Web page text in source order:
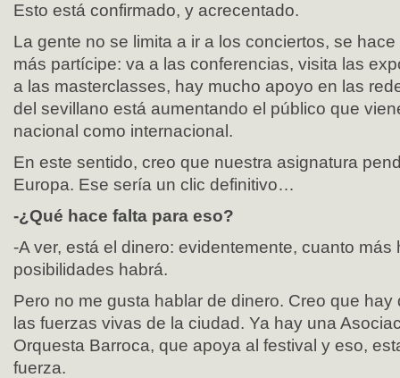
Esto está confirmado, y acrecentado.
La gente no se limita a ir a los conciertos, se
más partícipe: va a las conferencias, visita las
a las masterclasses, hay mucho apoyo en las
del sevillano está aumentando el público que
nacional como internacional.
En este sentido, creo que nuestra asignatura
Europa. Ese sería un clic definitivo…
-¿Qué hace falta para eso?
-A ver, está el dinero: evidentemente, cuanto más
posibilidades habrá.
Pero no me gusta hablar de dinero. Creo que hay
las fuerzas vivas de la ciudad. Ya hay una
Orquesta Barroca, que apoya al festival y eso,
fuerza.